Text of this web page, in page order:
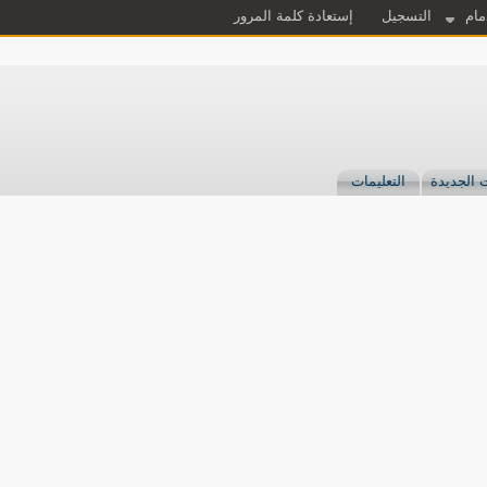
التسجيل إستعادة كلمة المرور
الجديدة التعليمات